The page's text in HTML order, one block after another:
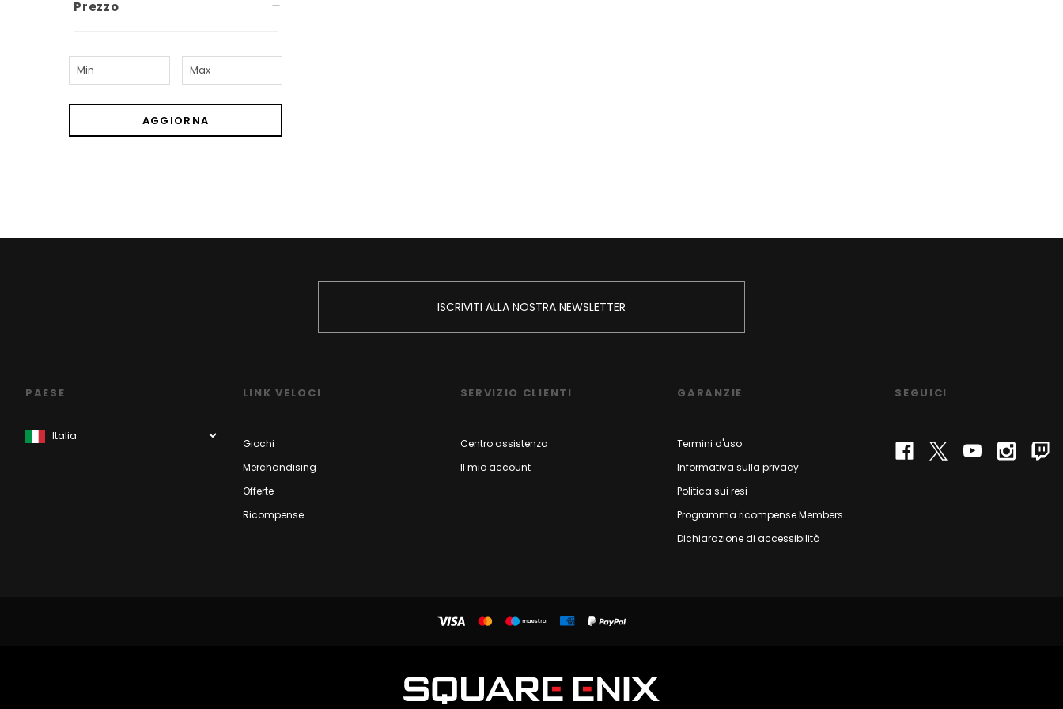
Prezzo
AGGIORNA
ISCRIVITI ALLA NOSTRA NEWSLETTER
PAESE LINK VELOCI
Giochi
Merchandising
Offerte
Ricompense
SERVIZIO CLIENTI
Centro assistenza
Il mio account
GARANZIE
Termini d'uso
Informativa sulla privacy
Politica sui resi
Programma ricompense Members
Dichiarazione di accessibilità
SEGUICI